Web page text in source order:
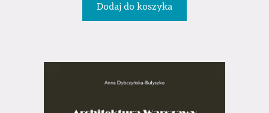
Dodaj do koszyka